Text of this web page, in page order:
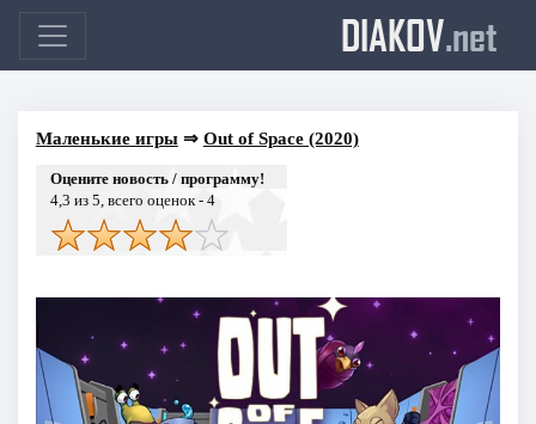
DIAKOV.net
Маленькие игры⇒ Out of Space (2020)
Оцените новость / программу!
4,3 из 5, всего оценок - 4